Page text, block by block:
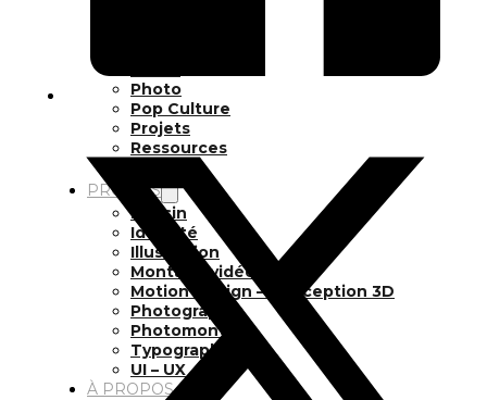
Photo
Pop Culture
Projets
Ressources
PROJETS
Dessin
Identité
Illustration
Montage vidéo
Motion Design – Conception 3D
Photographie
Photomontage
Typographie
UI – UX
À PROPOS